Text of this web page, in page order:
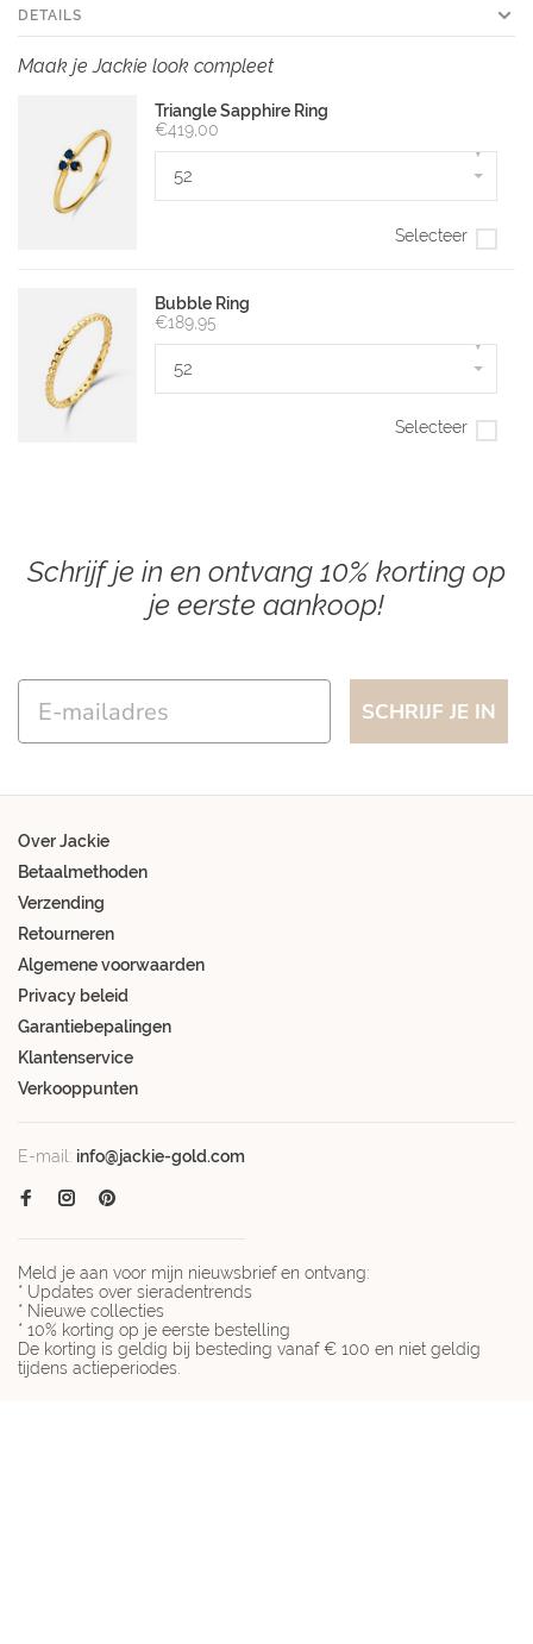
DETAILS
Maak je Jackie look compleet
Triangle Sapphire Ring
€419,00
52
▾
Selecteer
Bubble Ring
€189,95
52
▾
Selecteer
Schrijf je in en ontvang 10% korting op
je eerste aankoop!
SCHRIJF JE IN
Over Jackie
Betaalmethoden
Verzending
Retourneren
Algemene voorwaarden
Privacy beleid
Garantiebepalingen
Klantenservice
Verkooppunten
E-mail: info@jackie-gold.com
Meld je aan voor mijn nieuwsbrief en ontvang:
* Updates over sieradentrends
* Nieuwe collecties
* 10% korting op je eerste bestelling
De korting is geldig bij besteding vanaf € 100 en niet geldig
tijdens actieperiodes.